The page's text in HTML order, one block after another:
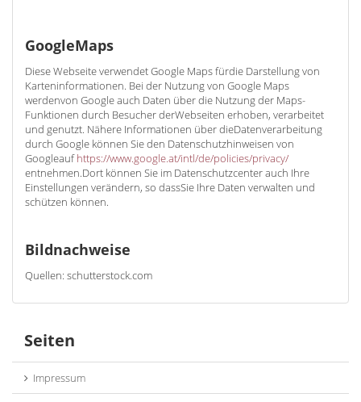
GoogleMaps
Diese Webseite verwendet Google Maps fürdie Darstellung von
Karteninformationen. Bei der Nutzung von Google Maps
werdenvon Google auch Daten über die Nutzung der Maps-
Funktionen durch Besucher derWebseiten erhoben, verarbeitet
und genutzt. Nähere Informationen über dieDatenverarbeitung
durch Google können Sie den Datenschutzhinweisen von
Googleaufhttps://www.google.at/intl/de/policies/privacy/
entnehmen.Dort können Sie im Datenschutzcenter auch Ihre
Einstellungen verändern, so dassSie Ihre Daten verwalten und
schützen können.
Bildnachweise
Quellen: schutterstock.com
Seiten
Impressum